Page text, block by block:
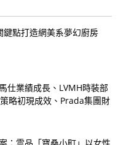
點打造網美系夢幻廚房
仕業績成長、LVMH時裝部
略初現成效、Prada集團財